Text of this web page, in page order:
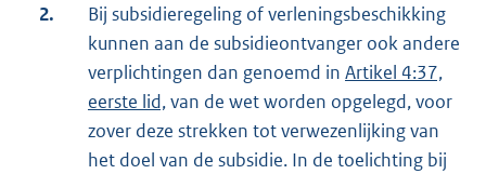
2.
Bij subsidieregeling of verleningsbeschikking
kunnen aan de subsidieontvanger ook andere
verplichtingen dan genoemd in Artikel 4:37,
eerste lid,van de wet worden opgelegd, voor
zover deze strekken tot verwezenlijking van
het doel van de subsidie. In de toelichting bij